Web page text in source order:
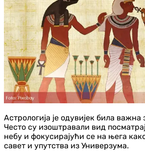
Астрологија је одувијек била
Често су изоштравали вид
небу и фокусирајући се на њега
савет и упутства из Универзума.